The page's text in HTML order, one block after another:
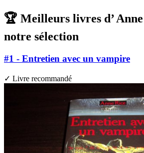
🏆 Meilleurs livres d’
notre sélection
#1 - Entretien avec un vampire
✓ Livre recommandé